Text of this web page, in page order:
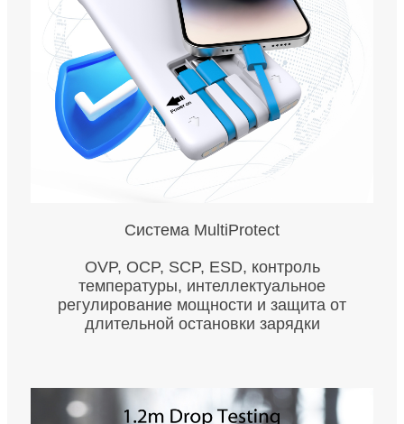
Система MultiProtect
OVP, OCP, SCP, ESD, контроль
температуры, интеллектуальное
регулирование мощности и защита от
длительной остановки зарядки